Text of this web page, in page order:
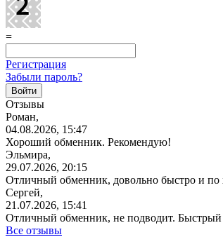
=
Регистрация
Забыли пароль?
Отзывы
Роман,
04.08.2026, 15:47
Хороший обменник. Рекомендую!
Эльмира,
29.07.2026, 20:15
Отличный обменник, довольно быстро и по
Сергей,
21.07.2026, 15:41
Отличный обменник, не подводит.
Все отзывы